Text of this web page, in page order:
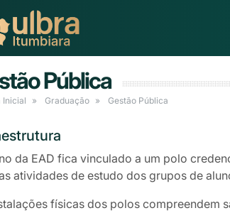
Pública
Inicial Graduação Gestão Pública
da EAD fica vinculado a um polo
atividades de estudo dos grupos de
físicas dos polos compreendem